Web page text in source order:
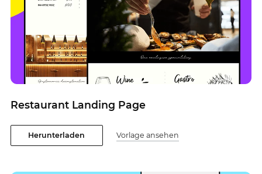
Restaurant Landing Page
Herunterladen Vorlage ansehen